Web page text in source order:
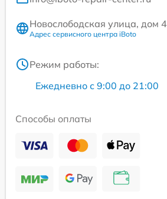
Новослободская улица, дом 4
Адрес сервисного центра iBoto
Режим работы:
Ежедневно с 9:00 до 21:00
Способы оплаты